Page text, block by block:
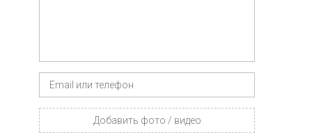
Добавить фото / видео